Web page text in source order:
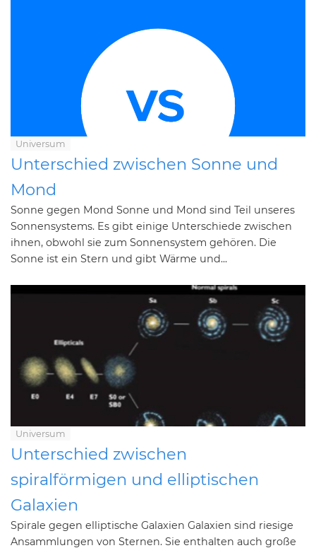
Universum
Unterschied zwischen Sonne und
Mond
Sonne gegen Mond Sonne und Mond sind Teil unseres
Sonnensystems. Es gibt einige Unterschiede zwischen
ihnen, obwohl sie zum Sonnensystem gehören. Die
Sonne ist ein Stern und gibt Wärme und...
Universum
Unterschied zwischen
spiralförmigen und elliptischen
Galaxien
Spirale gegen elliptische Galaxien Galaxien sind riesige
Ansammlungen von Sternen. Sie enthalten auch große